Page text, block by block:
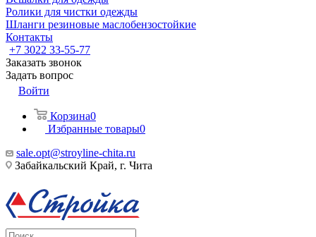
Ролики для чистки одежды
Шланги резиновые маслобензостойкие
Контакты
+7 3022 33-55-77
Заказать звонок
Задать вопрос
Войти
Корзина0
Избранные товары0
sale.opt@stroyline-chita.ru
Забайкальский Край, г. Чита